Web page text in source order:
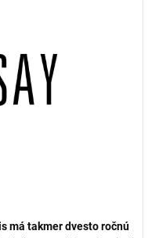
má takmer dvesto ročnú